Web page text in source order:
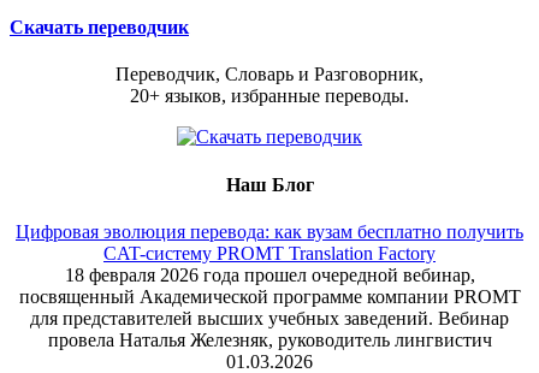
Скачать переводчик
Переводчик, Словарь и Разговорник,
20+ языков, избранные переводы.
Наш Блог
Цифровая эволюция перевода: как вузам бесплатно получить
CAT-систему PROMT Translation Factory
18 февраля 2026 года прошел очередной вебинар,
посвященный Академической программе компании PROMT
для представителей высших учебных заведений. Вебинар
провела Наталья Железняк, руководитель лингвистич
01.03.2026